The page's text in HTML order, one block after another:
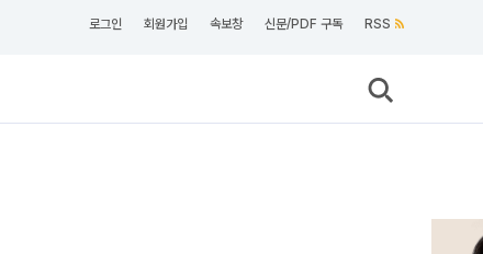
로그인 회원가입 속보창 신문/PDF 구독 RSS